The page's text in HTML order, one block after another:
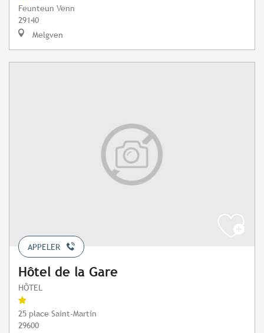
Feunteun Venn
29140
Melgven
APPELER
Hôtel de la Gare
HÔTEL
25 place Saint-Martin
29600